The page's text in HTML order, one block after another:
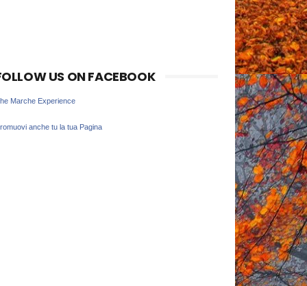
US ON FACEBOOK
Marche Experience
anche tu la tua Pagina